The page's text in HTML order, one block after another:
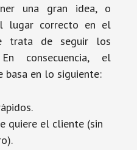
una gran idea, o
lugar correcto en el
trata de seguir los
consecuencia, el
basa en lo siguiente:
quiere el cliente (sin